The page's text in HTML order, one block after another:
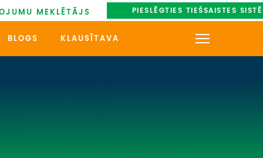
MEKLĒTĀJS PIESLĒGTIES TIEŠSAISTES
BLOGS KLAUSĪTAVA